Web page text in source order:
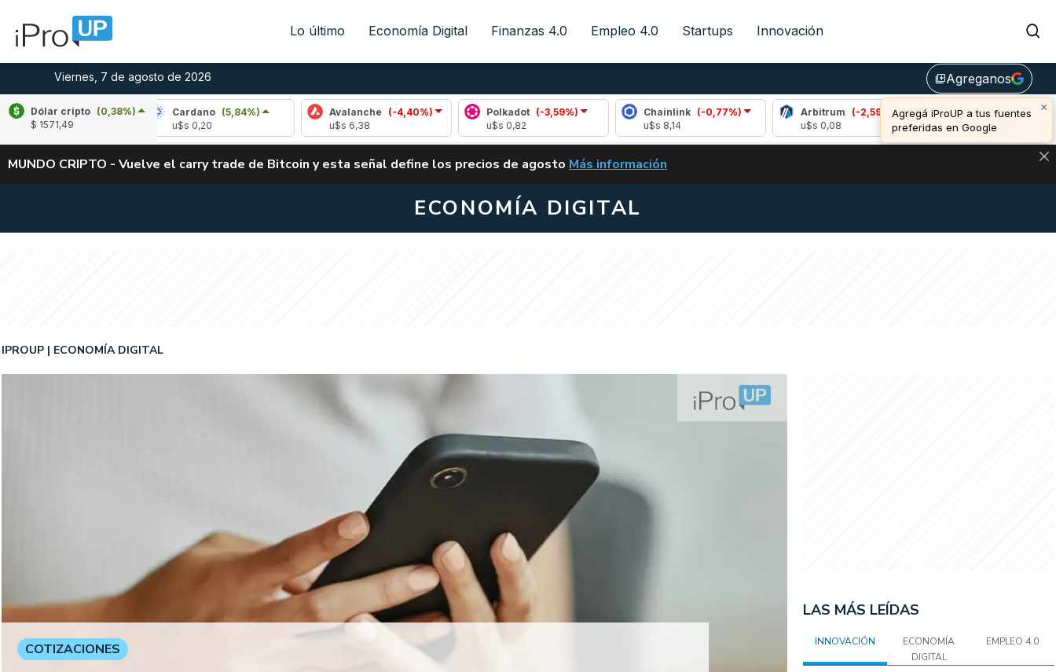
Lo último Economía Digital Finanzas 4.0 Empleo 4.0 Startups Innovación
Viernes, 7 de agosto de 2026 library_addAgreganos
×
Agregá iProUP a tus fuentes
preferidas en Google
Dólar cripto (0,38%)
$ 1571,49
(-3,18%)
Cardano
(5,84%)
Avalanche (-4,40%)
Polkadot
(-3,59%)
Chainlink (-0,77%)
Arbitrum
(-2,59%)
Bitcoin
(-1,09%)
u$s 64.156,00
ALERTA
MUNDO CRIPTO - Vuelve el carry trade de Bitcoin y esta señal define los precios de agosto VUELVE EL CARRY TRADE DE BITCOIN Y ESTA SEÑAL DEFINE LOS PRECIOS DE
Más información
ECONOMÍA DIGITAL
IPROUP ECONOMÍA DIGITAL
COTIZACIONES
LAS MÁS LEÍDAS
INNOVACIÓN
ECONOMÍA
DIGITAL
EMPLEO 4.0